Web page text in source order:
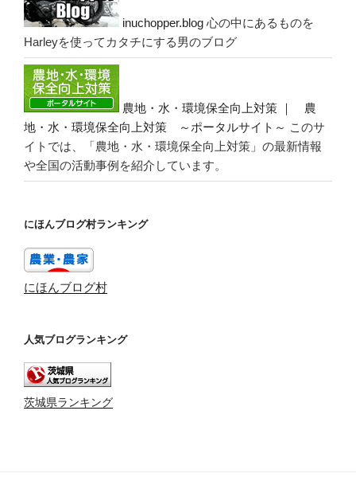
inuchopper.blog 心の中にあるものを
Harleyを使ってカタチにする男のブログ
農地・水・環境保全向上対策 ｜ 農
地・水・環境保全向上対策 ～ポータルサイト～ このサ
イトでは、「農地・水・環境保全向上対策」の最新情報
や全国の活動事例を紹介しています。
にほんブログ村ランキング
にほんブログ村
人気ブログランキング
茨城県ランキング